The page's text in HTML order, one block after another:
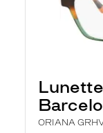
ORIANA